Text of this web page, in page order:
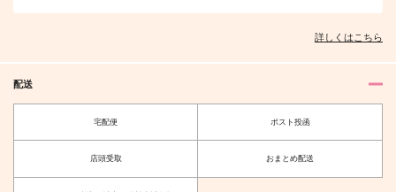
詳しくはこちら
配送
宅配便 ポスト投函
店頭受取 おまとめ配送